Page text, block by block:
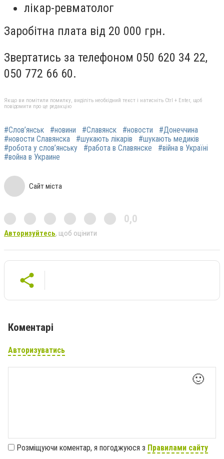
лікар-ревматолог
Заробітна плата від 20 000 грн.
Звертатись за телефоном 050 620 34 22,
050 772 66 60.
Якщо ви помітили помилку, виділіть необхідний текст і натисніть Ctrl + Enter, щоб
повідомити про це редакцію
#Слов’янськ #новини #Славянск #новости
#Донеччина
#новости Славянска
#шукають лікарів
#шукають медиків
#робота у слов’янську
#работа в Славянске
#війна в Україні
#война в Украине
Сайт міста
0,0
Авторизуйтесь, щоб оцінити
Коментарі
Авторизуватись
🙂
Розміщуючи коментар, я погоджуюся з Правилами сайту